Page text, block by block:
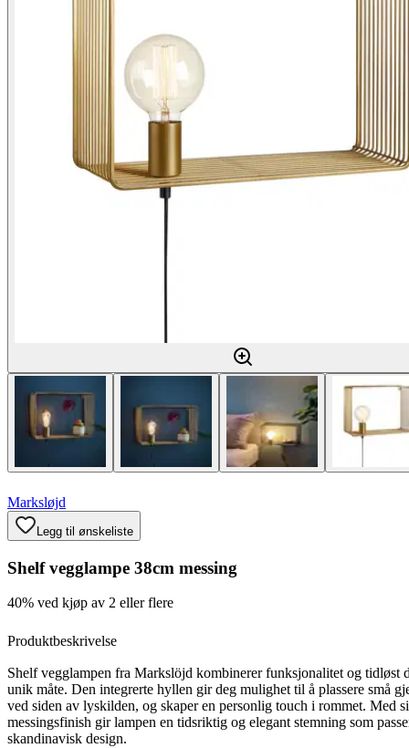
Marksløjd
Legg til ønskeliste
Shelf vegglampe 38cm messing
40% ved kjøp av 2 eller flere
Produktbeskrivelse
Shelf vegglampen fra Markslöjd kombinerer funksjonalitet og tidløst
unik måte. Den integrerte hyllen gir deg mulighet til å plassere små
ved siden av lyskilden, og skaper en personlig touch i rommet. Med
messingsfinish gir lampen en tidsriktig og elegant stemning som
skandinavisk design.